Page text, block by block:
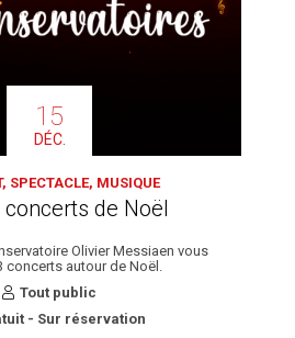
15
DÉC.
SPECTACLE, MUSIQUE
de Noël
Olivier Messiaen vous
autour de Noël.
Tout public
- Sur réservation